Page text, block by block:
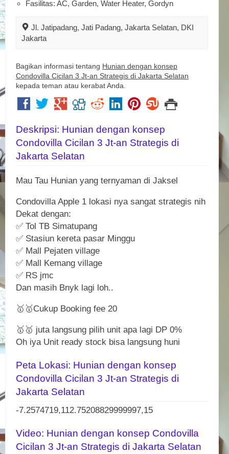
Fasilitas: AC, Garden, Water Heater, Gordyn
Jl. Jatipadang, Jati Padang, Jakarta Selatan, DKI
Jakarta
Bagikan informasi tentang Hunian dengan konsep
Condovilla Cicilan 3 Jt-an Strategis di Jakarta Selatan
kepada teman atau kerabat Anda.
Deskripsi: Hunian dengan konsep
Condovilla Cicilan 3 Jt-an Strategis di
Jakarta Selatan
Mau Tau Hunian yang ternyaman di Jaksel
Condovilla Apple 1 lokasi nya sangat strategis nih
Dekat dengan:
✅ Tol TB Simatupang
✅ Stasiun kereta pasar Minggu
✅ Mall Pejaten village
✅ Mall Kemang village
✅ RS jmc
Dan masih Bnyk lagi loh..
🥇🥇Cukup Booking fee 20
🥇🥇 juta langsung pilih unit apa lagi DP 0%
Oh iya Unit ready stock bisa langsung huni
Peta Lokasi: Hunian dengan konsep
Condovilla Cicilan 3 Jt-an Strategis di
Jakarta Selatan
-7.2574719,112.75208829999997,15
Video: Hunian dengan konsep Condovilla
Cicilan 3 Jt-an Strategis di Jakarta Selatan